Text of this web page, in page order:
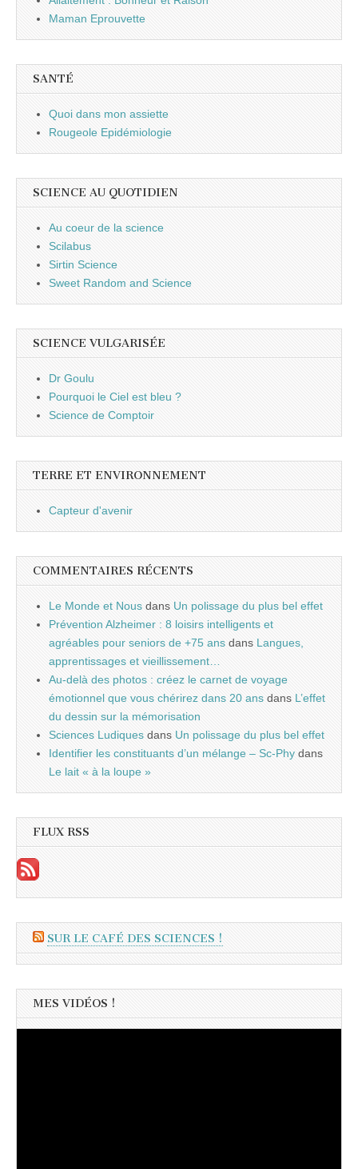
Maman Eprouvette
SANTÉ
Quoi dans mon assiette
Rougeole Epidémiologie
SCIENCE AU QUOTIDIEN
Au coeur de la science
Scilabus
Sirtin Science
Sweet Random and Science
SCIENCE VULGARISÉE
Dr Goulu
Pourquoi le Ciel est bleu ?
Science de Comptoir
TERRE ET ENVIRONNEMENT
Capteur d'avenir
COMMENTAIRES RÉCENTS
Le Monde et Nous dans Un polissage du plus bel effet
Prévention Alzheimer : 8 loisirs intelligents et
agréables pour seniors de +75 ans dans Langues,
apprentissages et vieillissement…
Au-delà des photos : créez le carnet de voyage
émotionnel que vous chérirez dans 20 ans dans L’effet
du dessin sur la mémorisation
Sciences Ludiques dans Un polissage du plus bel effet
Identifier les constituants d’un mélange – Sc-Phy dans
Le lait « à la loupe »
FLUX RSS
SUR LE CAFÉ DES SCIENCES !
MES VIDÉOS !